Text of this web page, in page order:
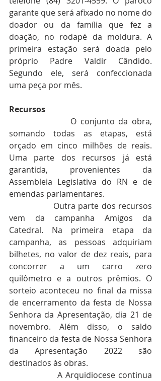
garante que será afixado no nome do
doador ou da família que fez a
doação, no rodapé da moldura. A
primeira estação será doada pelo
próprio Padre Valdir Cândido.
Segundo ele, será confeccionada
uma peça por mês.
Recursos
O conjunto da obra,
somando todas as etapas, está
orçado em cinco milhões de reais.
Uma parte dos recursos já está
garantida, provenientes da
Assembleia Legislativa do RN e de
emendas parlamentares.
vem da campanha Amigos da
Catedral. Na primeira etapa da
campanha, as pessoas adquiriam
bilhetes, no valor de dez reais, para
concorrer a um carro zero
quilômetro e a outros prêmios. O
sorteio aconteceu no final da missa
de encerramento da festa de Nossa
Senhora da Apresentação, dia 21 de
novembro. Além disso, o saldo
financeiro da festa de Nossa Senhora
da Apresentação 2022 são
destinados às obras.